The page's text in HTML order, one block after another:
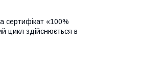
сертифікат «100%
цикл здійснюється в